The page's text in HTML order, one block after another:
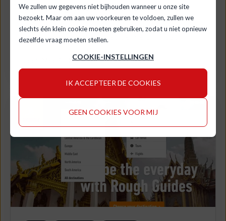
We zullen uw gegevens niet bijhouden wanneer u onze site
bezoekt. Maar om aan uw voorkeuren te voldoen, zullen we
slechts één klein cookie moeten gebruiken, zodat u niet opnieuw
dezelfde vraag moeten stellen.
COOKIE-INSTELLINGEN
IK ACCEPTEER DE COOKIES
GEEN COOKIES VOOR MIJ
Shit. Google Site Search stopt er mee.
Velen onder ons kregen de afgelopen weken
een mail van Google met de melding dat